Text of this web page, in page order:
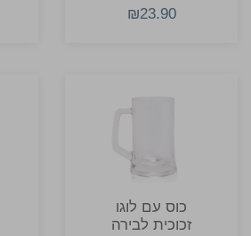
₪23.90
כוס עם לוגו
זכוכית לבירה